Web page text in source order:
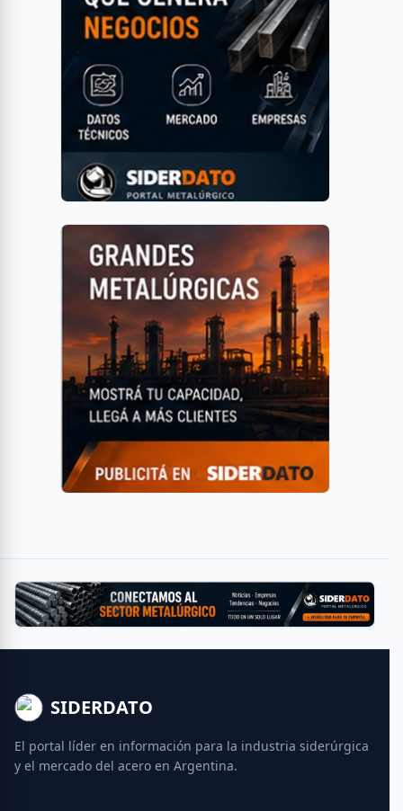
SIDERDATO
El portal líder en información para la industria siderúrgica
y el mercado del acero en Argentina.